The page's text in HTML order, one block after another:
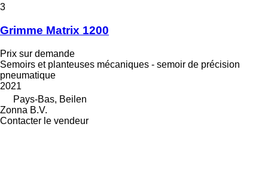
3
Grimme Matrix 1200
Prix sur demande
Semoirs et planteuses mécaniques - semoir de précision
pneumatique
2021
Pays-Bas, Beilen
Zonna B.V.
Contacter le vendeur